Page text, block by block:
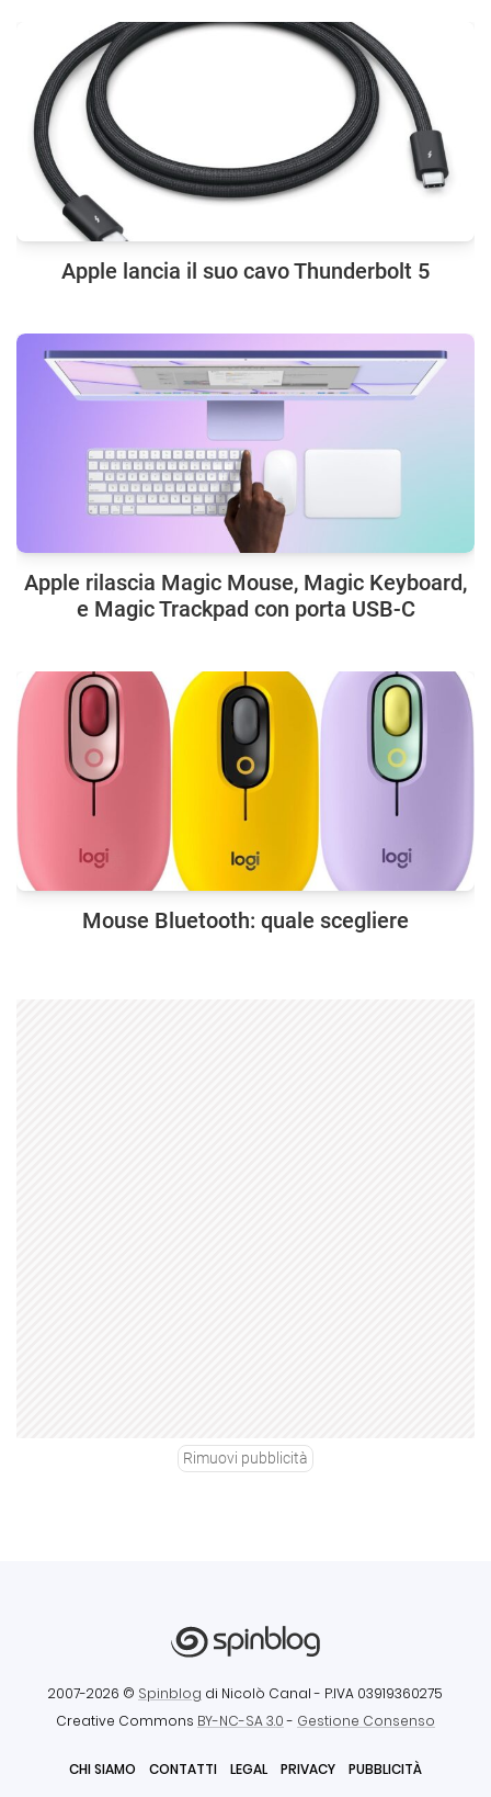
Apple lancia il suo cavo Thunderbolt 5
Apple rilascia Magic Mouse, Magic Keyboard,
e Magic Trackpad con porta USB-C
Mouse Bluetooth: quale scegliere
Rimuovi pubblicità
2007-2026 © Spinblog di Nicolò Canal - P.IVA 03919360275
Creative Commons BY-NC-SA 3.0- Gestione Consenso
CHI SIAMO CONTATTI LEGAL PRIVACY PUBBLICITÀ